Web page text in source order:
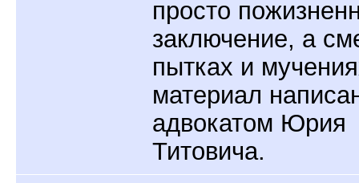
просто
заключение, а
пытках и
материал
адвокатом Юрия
Титовича.